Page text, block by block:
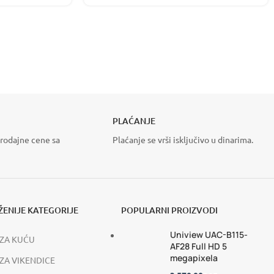
KAPIJE
cene sa
PLAĆANJE
Plaćanje se vrši isključivo u dinarima.
KATEGORIJE
KUĆU
VIKENDICE
POPULARNI PROIZVODI
Uniview UAC-B115-
AF28 Full HD 5
megapixela